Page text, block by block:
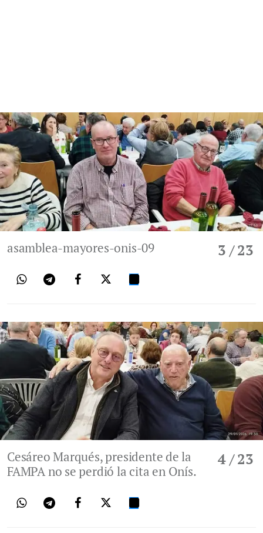
3 / 23
asamblea-mayores-onis-09
4/ 23
Cesáreo Marqués, presidente de la
FAMPA no se perdió la cita en Onís.